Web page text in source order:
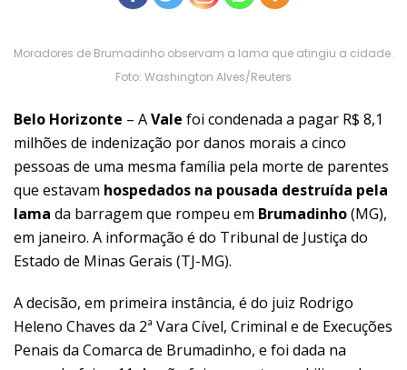
Moradores de Brumadinho observam a lama que atingiu a cidade.
Foto: Washington Alves/Reuters
Belo Horizonte – AVale foi condenada a pagar R$ 8,1
milhões de indenização por danos morais a cinco
pessoas de uma mesma família pela morte de parentes
que estavam hospedados na pousada destruída pela
lama da barragem que rompeu em Brumadinho(MG),
em janeiro. A informação é do Tribunal de Justiça do
Estado de Minas Gerais (TJ-MG).
A decisão, em primeira instância, é do juiz Rodrigo
Heleno Chaves da 2ª Vara Cível, Criminal e de Execuções
Penais da Comarca de Brumadinho, e foi dada na